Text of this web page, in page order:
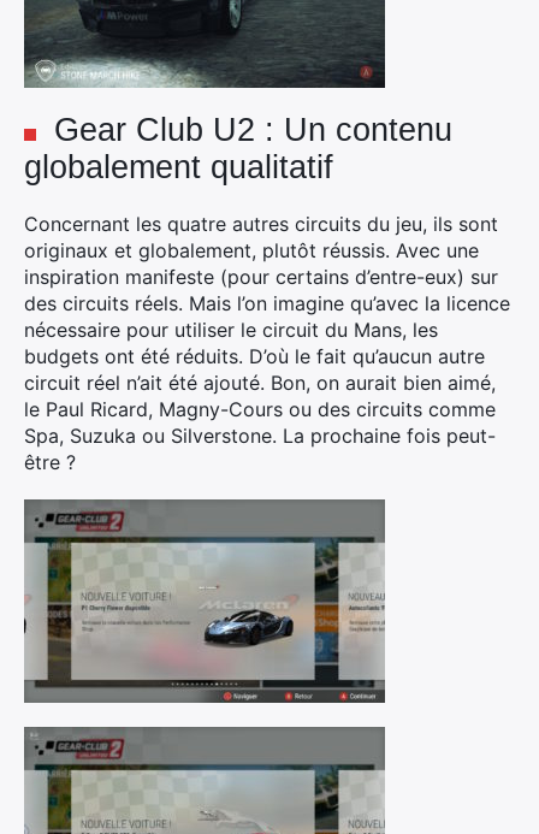
Gear Club U2 : Un contenu
globalement qualitatif
Concernant les quatre autres circuits du jeu, ils sont
originaux et globalement, plutôt réussis. Avec une
inspiration manifeste (pour certains d’entre-eux) sur
des circuits réels. Mais l’on imagine qu’avec la licence
nécessaire pour utiliser le circuit du Mans, les
budgets ont été réduits. D’où le fait qu’aucun autre
circuit réel n’ait été ajouté. Bon, on aurait bien aimé,
le Paul Ricard, Magny-Cours ou des circuits comme
Spa, Suzuka ou Silverstone. La prochaine fois peut-
être ?